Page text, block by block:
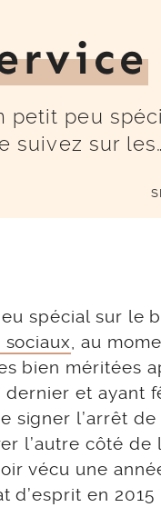
petit peu
suivez sur
spécial sur le
sociaux, au
bien méritées
et ayant
signer l’arrêt
l’autre côté de
vécu une
en